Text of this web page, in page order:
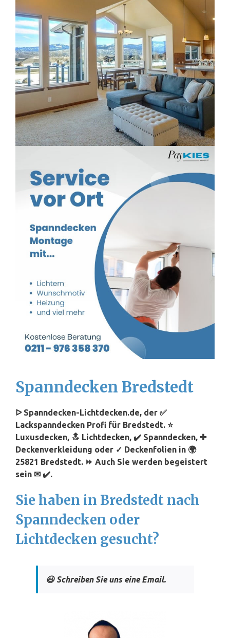
Spanndecken Bredstedt
ᐅ Spanndecken-Lichtdecken.de, der ✅
Lackspanndecken Profi für Bredstedt. ⭐
Luxusdecken, 🔝 Lichtdecken, ✔️ Spanndecken, ✚
Deckenverkleidung oder ✓ Deckenfolien in 🌍
25821 Bredstedt. ⏩ Auch Sie werden begeistert
sein ✉ ✔️.
Sie haben in Bredstedt nach
Spanndecken oder
Lichtdecken gesucht?
😃 Schreiben Sie uns eine Email.